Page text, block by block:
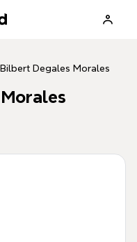
Bilbert Degales Morales